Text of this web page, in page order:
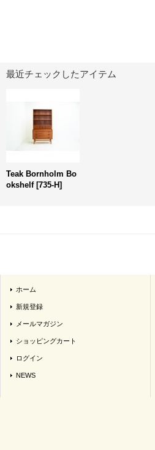
最近チェックしたアイテム
Teak Bornholm Bo
okshelf [735-H]
ホーム
新規登録
メールマガジン
ショッピングカート
ログイン
NEWS